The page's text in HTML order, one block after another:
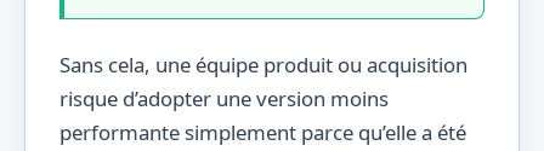
Sans cela, une équipe produit ou acquisition
risque d’adopter une version moins
performante simplement parce qu’elle a été